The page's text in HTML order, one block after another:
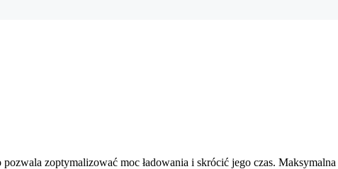
zoptymalizować moc ładowania i skrócić jego czas.